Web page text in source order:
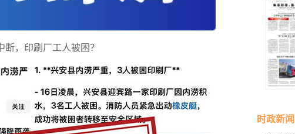
，印刷厂工人被困？
时政新闻